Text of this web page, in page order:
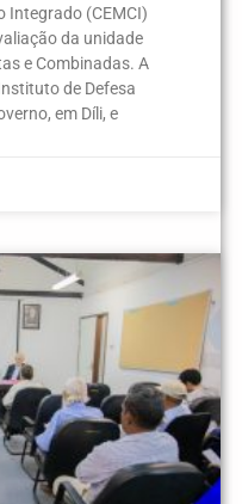
Integrado (CEMCI)
da unidade
e Combinadas. A
de Defesa
em Díli, e